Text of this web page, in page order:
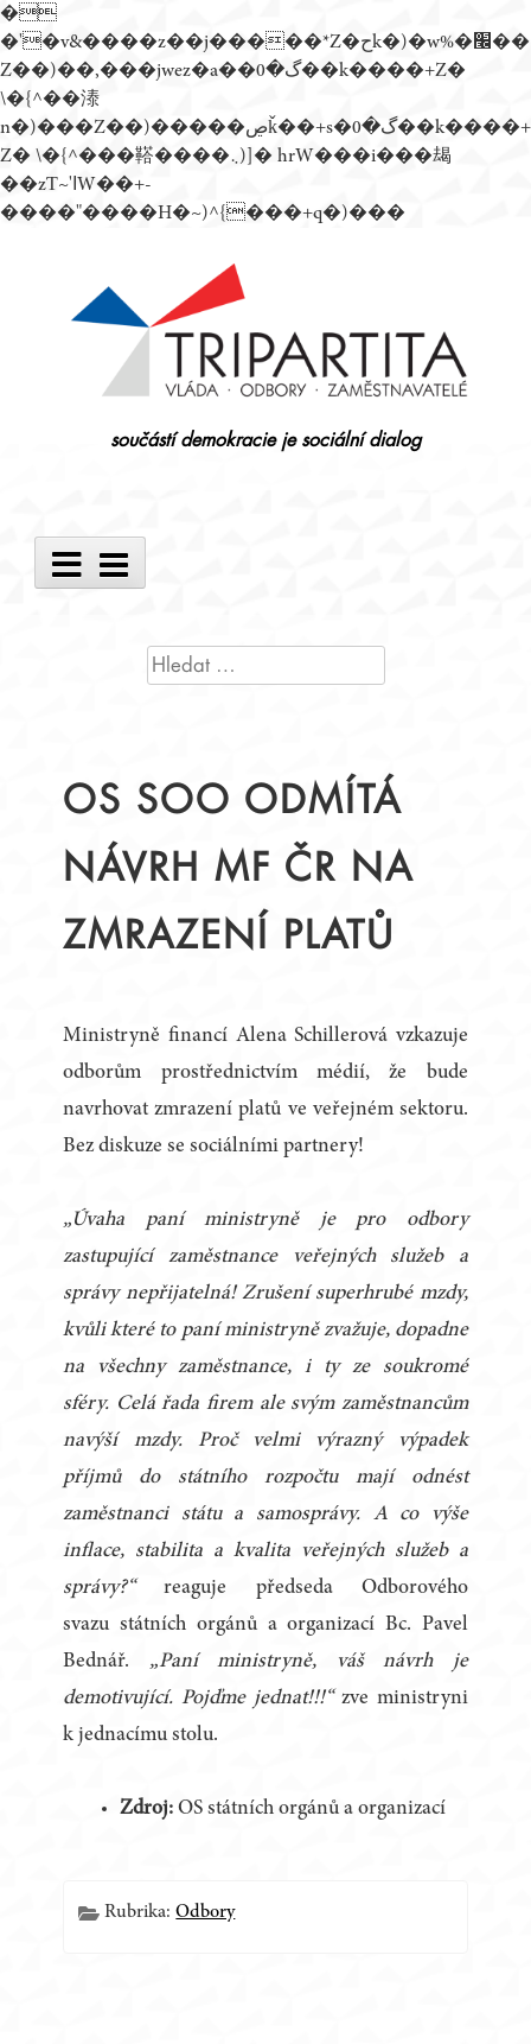
�
�'�v&����z��j�����*Z�حk�)�w%�׬��
Z��)��,���jwez�a��گ�0��k����+Z�
\�{^��溙
n�)���Z��)�����ڝǩ��+s�گ�0��k����+
Z� \�{^���鞳����܆)]� hrW���i���朅
��zƬ~'ߊW��+-
����"����H�~)^{���+q�)���
součástí demokracie je sociální dialog
Main
Menu
VYHLEDÁVÁNÍ
OS SOO ODMÍTÁ
NÁVRH MF ČR NA
ZMRAZENÍ PLATŮ
Ministryně financí Alena Schillerová vzkazuje
odborům prostřednictvím médií, že bude
navrhovat zmrazení platů ve veřejném sektoru.
Bez diskuze se sociálními partnery!
„Úvaha paní ministryně je pro odbory
zastupující zaměstnance veřejných služeb a
správy nepřijatelná! Zrušení superhrubé mzdy,
kvůli které to paní ministryně zvažuje, dopadne
na všechny zaměstnance, i ty ze soukromé
sféry. Celá řada firem ale svým zaměstnancům
navýší mzdy. Proč velmi výrazný výpadek
příjmů do státního rozpočtu mají odnést
zaměstnanci státu a samosprávy. A co výše
inflace, stabilita a kvalita veřejných služeb a
správy?“reaguje předseda Odborového
svazu státních orgánů a organizací Bc. Pavel
Bednář. „Paní ministryně, váš návrh je
demotivující. Pojďme jednat!!!“zve ministryni
k jednacímu stolu.
Zdroj: OS státních orgánů a organizací
Rubrika:Odbory